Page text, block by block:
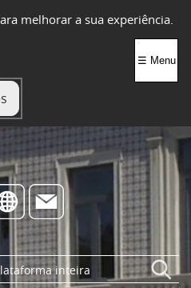
melhorar a sua experiência.
☰ Menu